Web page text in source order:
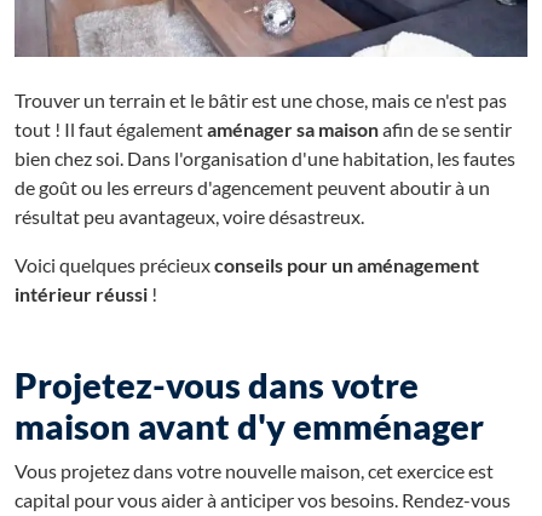
Trouver un terrain et le bâtir est une chose, mais ce n'est pas
tout ! Il faut égalementaménager sa maisonafin de se sentir
bien chez soi. Dans l'organisation d'une habitation, les fautes
de goût ou les erreurs d'agencement peuvent aboutir à un
résultat peu avantageux, voire désastreux.
Voici quelques précieuxconseils pour un aménagement
intérieur réussi !
Projetez-vous dans votre
maison avant d'y emménager
Vous projetez dans votre nouvelle maison, cet exercice est
capital pour vous aider à anticiper vos besoins. Rendez-vous